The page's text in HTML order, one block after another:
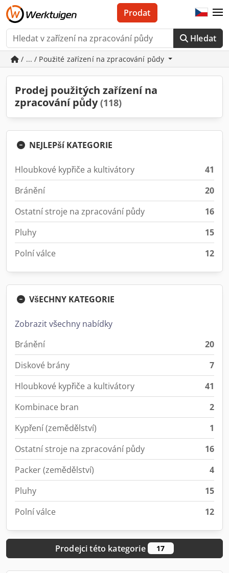
Hledat
Prodat
/ ... / Použité zařízení na zpracování půdy
Prodej použitých zařízení na
zpracování půdy(118)
NEJLEPší KATEGORIE
Hloubkové kypřiče a kultivátory
41
Bránění
20
Ostatní stroje na zpracování půdy
16
Pluhy
15
Polní válce
12
VšECHNY KATEGORIE
Zobrazit všechny nabídky
Bránění
20
Diskové brány
7
Hloubkové kypřiče a kultivátory
41
Kombinace bran
2
Kypření (zemědělství)
1
Ostatní stroje na zpracování půdy
16
Packer (zemědělství)
4
Pluhy
15
Polní válce
12
Prodejci této kategorie 17